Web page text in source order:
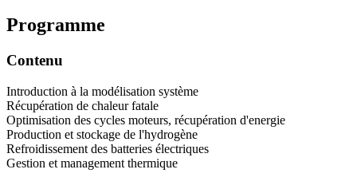
Programme
Contenu
Introduction à la modélisation système
Récupération de chaleur fatale
Optimisation des cycles moteurs, récupération d'energie
Production et stockage de l'hydrogène
Refroidissement des batteries électriques
Gestion et management thermique